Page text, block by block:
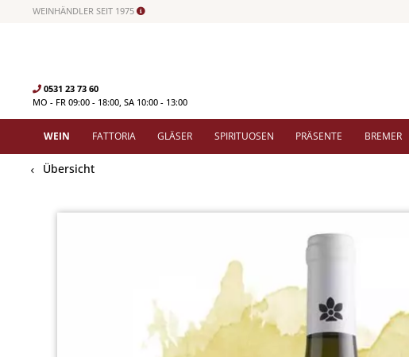
WEINHÄNDLER SEIT 1975
0531 23 73 60
MO - FR 09:00 - 18:00, SA 10:00 - 13:00
WEIN FATTORIA GLÄSER SPIRITUOSEN PRÄSENTE BREMER
Übersicht